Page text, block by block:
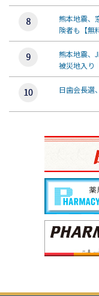
熊本地震
険者も【無
熊本地震
被災地入り
日歯会長